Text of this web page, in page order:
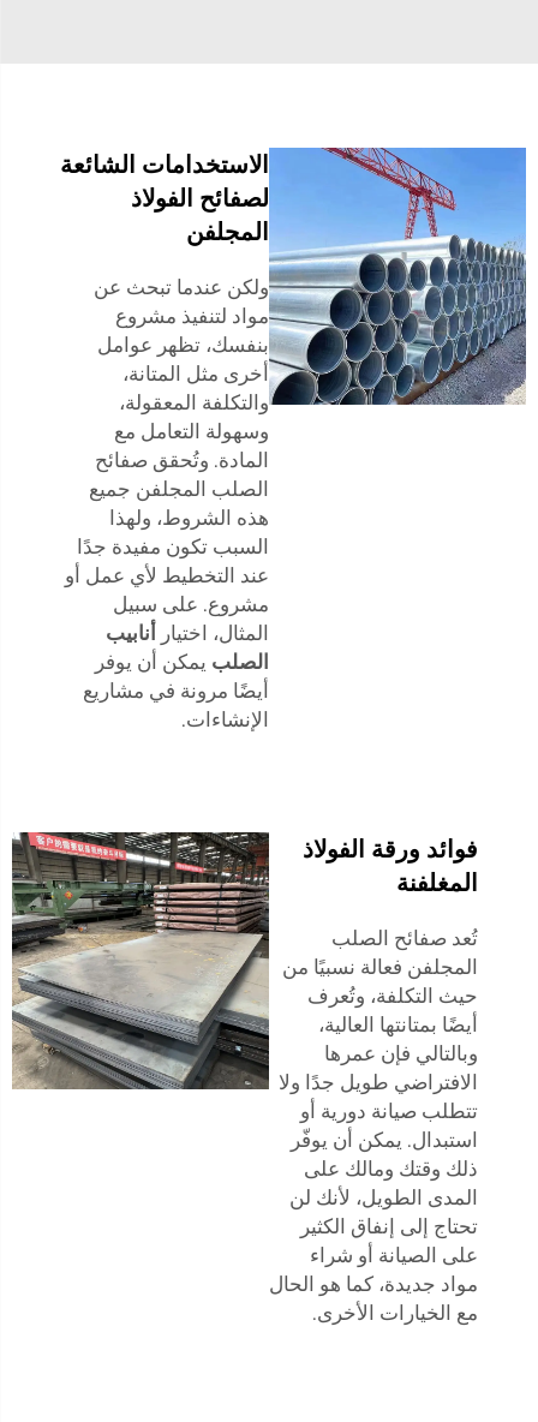
الاستخدامات الشائعة
لصفائح الفولاذ
المجلفن
ولكن عندما تبحث عن
مواد لتنفيذ مشروع
بنفسك، تظهر عوامل
أخرى مثل المتانة،
والتكلفة المعقولة،
وسهولة التعامل مع
المادة. وتُحقق صفائح
الصلب المجلفن جميع
هذه الشروط، ولهذا
السبب تكون مفيدة جدًا
عند التخطيط لأي عمل أو
مشروع. على سبيل
المثال، اختيار أنابيب
الصلب يمكن أن يوفر
أيضًا مرونة في مشاريع
الإنشاءات.
فوائد ورقة الفولاذ
المغلفنة
تُعد صفائح الصلب
المجلفن فعالة نسبيًا من
حيث التكلفة، وتُعرف
أيضًا بمتانتها العالية،
وبالتالي فإن عمرها
الافتراضي طويل جدًا ولا
تتطلب صيانة دورية أو
استبدال. يمكن أن يوفّر
ذلك وقتك ومالك على
المدى الطويل، لأنك لن
تحتاج إلى إنفاق الكثير
على الصيانة أو شراء
مواد جديدة، كما هو الحال
مع الخيارات الأخرى.